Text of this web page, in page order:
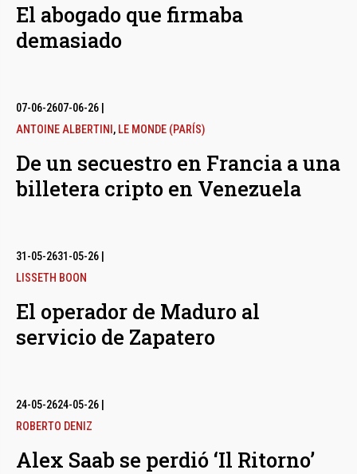
El abogado que firmaba
demasiado
07-06-2607-06-26
ANTOINE ALBERTINI , LE MONDE (PARÍS)
De un secuestro en Francia a una
billetera cripto en Venezuela
31-05-2631-05-26
LISSETH BOON
El operador de Maduro al
servicio de Zapatero
24-05-2624-05-26
ROBERTO DENIZ
Alex Saab se perdió ‘Il Ritorno’